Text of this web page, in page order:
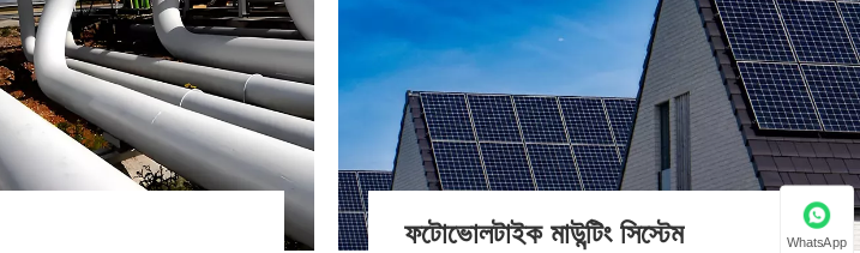
ফটোভোলটাইক মাউন্টিং সিস্টেম WhatsApp